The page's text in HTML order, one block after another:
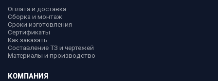
Оплата и доставка
Сборка и монтаж
Сроки изготовления
Сертификаты
Как заказать
Составление ТЗ и чертежей
Материалы и производство
КОМПАНИЯ